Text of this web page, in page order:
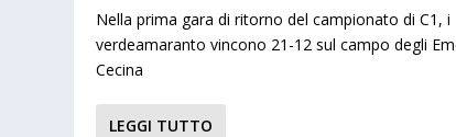
Nella prima gara di ritorno del campionato di C1, i
verdeamaranto vincono 21-12 sul campo degli
Cecina
LEGGI TUTTO